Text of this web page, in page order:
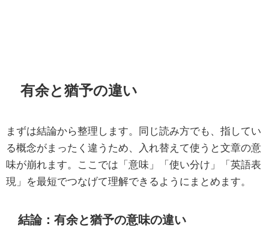
有余と猶予の違い
まずは結論から整理します。同じ読み方でも、指してい
る概念がまったく違うため、入れ替えて使うと文章の意
味が崩れます。ここでは「意味」「使い分け」「英語表
現」を最短でつなげて理解できるようにまとめます。
結論：有余と猶予の意味の違い